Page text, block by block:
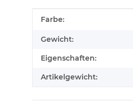
Produkteigenschaft
Wert
Farbe:
Gewicht:
Eigenschaften:
Artikelgewicht: